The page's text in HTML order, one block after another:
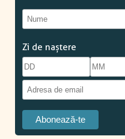
Zi de naștere